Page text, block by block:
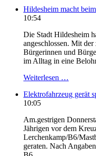
Hildesheim macht
10:54
Die Stadt Hildesheim
angeschlossen. Mit
Bürgerinnen und
im Alltag in eine
Weiterlesen …
Elektrofahrzeug gerät
10:05
Am.gestrigen
Jährigen vor dem
Lerchenkamp/B6/
geraten. Nach